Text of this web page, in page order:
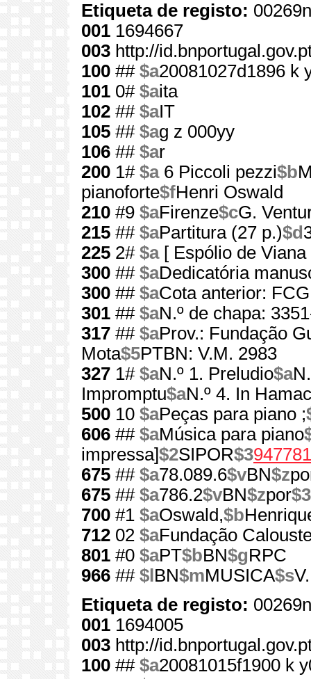
Etiqueta de registo:
001 1694667
003 http://
100 ## $a20081027d1896 k
101 0# $aita
102 ## $aIT
105 ## $ag z 000yy
106 ## $ar
200 1# $a6 Piccoli pezzi$b
pianoforte$fHenri Oswald
210 #9 $aFirenze$cG.
215 ## $aPartitura (27 p.)$d
225 2# $a[ Espólio de Viana
300 ## $aDedicatória
300 ## $aCota anterior:
301 ## $aN.º de chapa:
317 ## $aProv.: Fundação
Mota$5PTBN: V.M. 2983
327 1# $aN.º 1. Preludio$a
Impromptu$aN.º 4. In Hamac
500 10 $aPeças para piano ;
606 ## $aMúsica para piano
impressa]$2SIPOR$3947781
675 ## $a78.089.6$vBN$z
675 ## $a786.2$vBN$zpor$3
700 #1 $aOswald,$b
712 02 $aFundação
801 #0 $aPT$bBN$gRPC
966 ## $l BN$mMUSICA$s
Etiqueta de registo:
001 1694005
003 http://
100 ## $a20081015f1900 k